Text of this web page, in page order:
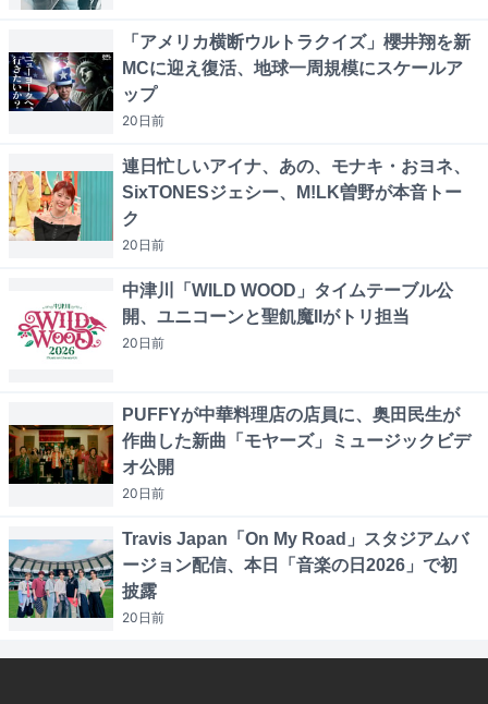
「アメリカ横断ウルトラクイズ」櫻井翔を新
MCに迎え復活、地球一周規模にスケールア
ップ
20日前
連日忙しいアイナ、あの、モナキ・おヨネ、
SixTONESジェシー、M!LK曽野が本音トー
ク
20日前
中津川「WILD WOOD」タイムテーブル公
開、ユニコーンと聖飢魔IIがトリ担当
20日前
PUFFYが中華料理店の店員に、奥田民生が
作曲した新曲「モヤーズ」ミュージックビデ
オ公開
20日前
Travis Japan「On My Road」スタジアムバ
ージョン配信、本日「音楽の日2026」で初
披露
20日前